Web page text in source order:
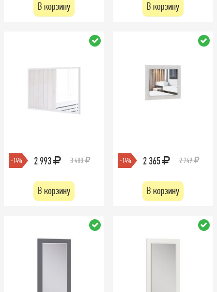
В корзину В корзину
-14% 2 993 3 480
В корзину
-14% 2 365 2 749
В корзину